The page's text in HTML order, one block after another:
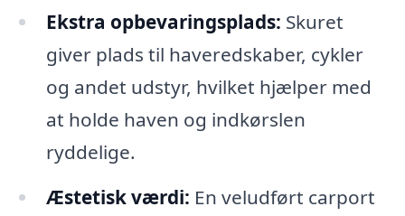
Ekstra opbevaringsplads: Skuret
giver plads til haveredskaber, cykler
og andet udstyr, hvilket hjælper med
at holde haven og indkørslen
ryddelige.
Æstetisk værdi: En veludført carport